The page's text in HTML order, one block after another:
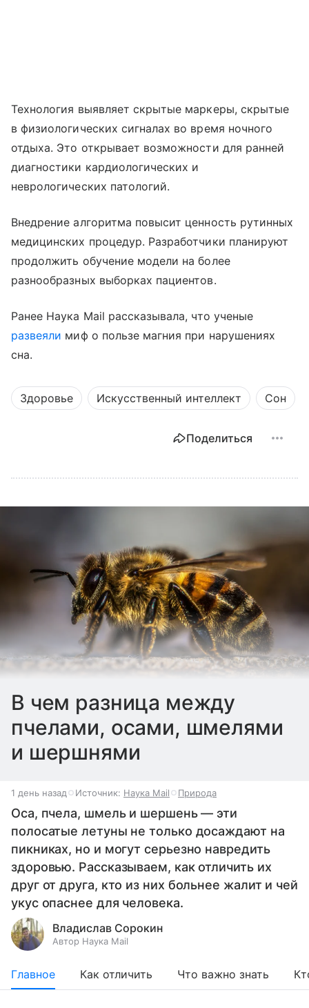
Технология выявляет скрытые маркеры, скрытые
в физиологических сигналах во время ночного
отдыха. Это открывает возможности для ранней
диагностики кардиологических и
неврологических патологий.
Внедрение алгоритма повысит ценность рутинных
медицинских процедур. Разработчики планируют
продолжить обучение модели на более
разнообразных выборках пациентов.
Ранее Наука Mail рассказывала, что ученые
развеяли миф о пользе магния при нарушениях
сна.
Здоровье Искусственный интеллект Сон
Поделиться
В чем разница между
пчелами, осами, шмелями
и шершнями
1 день назад Источник: Наука Mail Природа
Оса, пчела, шмель и шершень — эти
полосатые летуны не только досаждают на
пикниках, но и могут серьезно навредить
здоровью. Рассказываем, как отличить их
друг от друга, кто из них больнее жалит и чей
укус опаснее для человека.
Владислав Сорокин
Автор Наука Mail
Главное Как отличить Что важно знать